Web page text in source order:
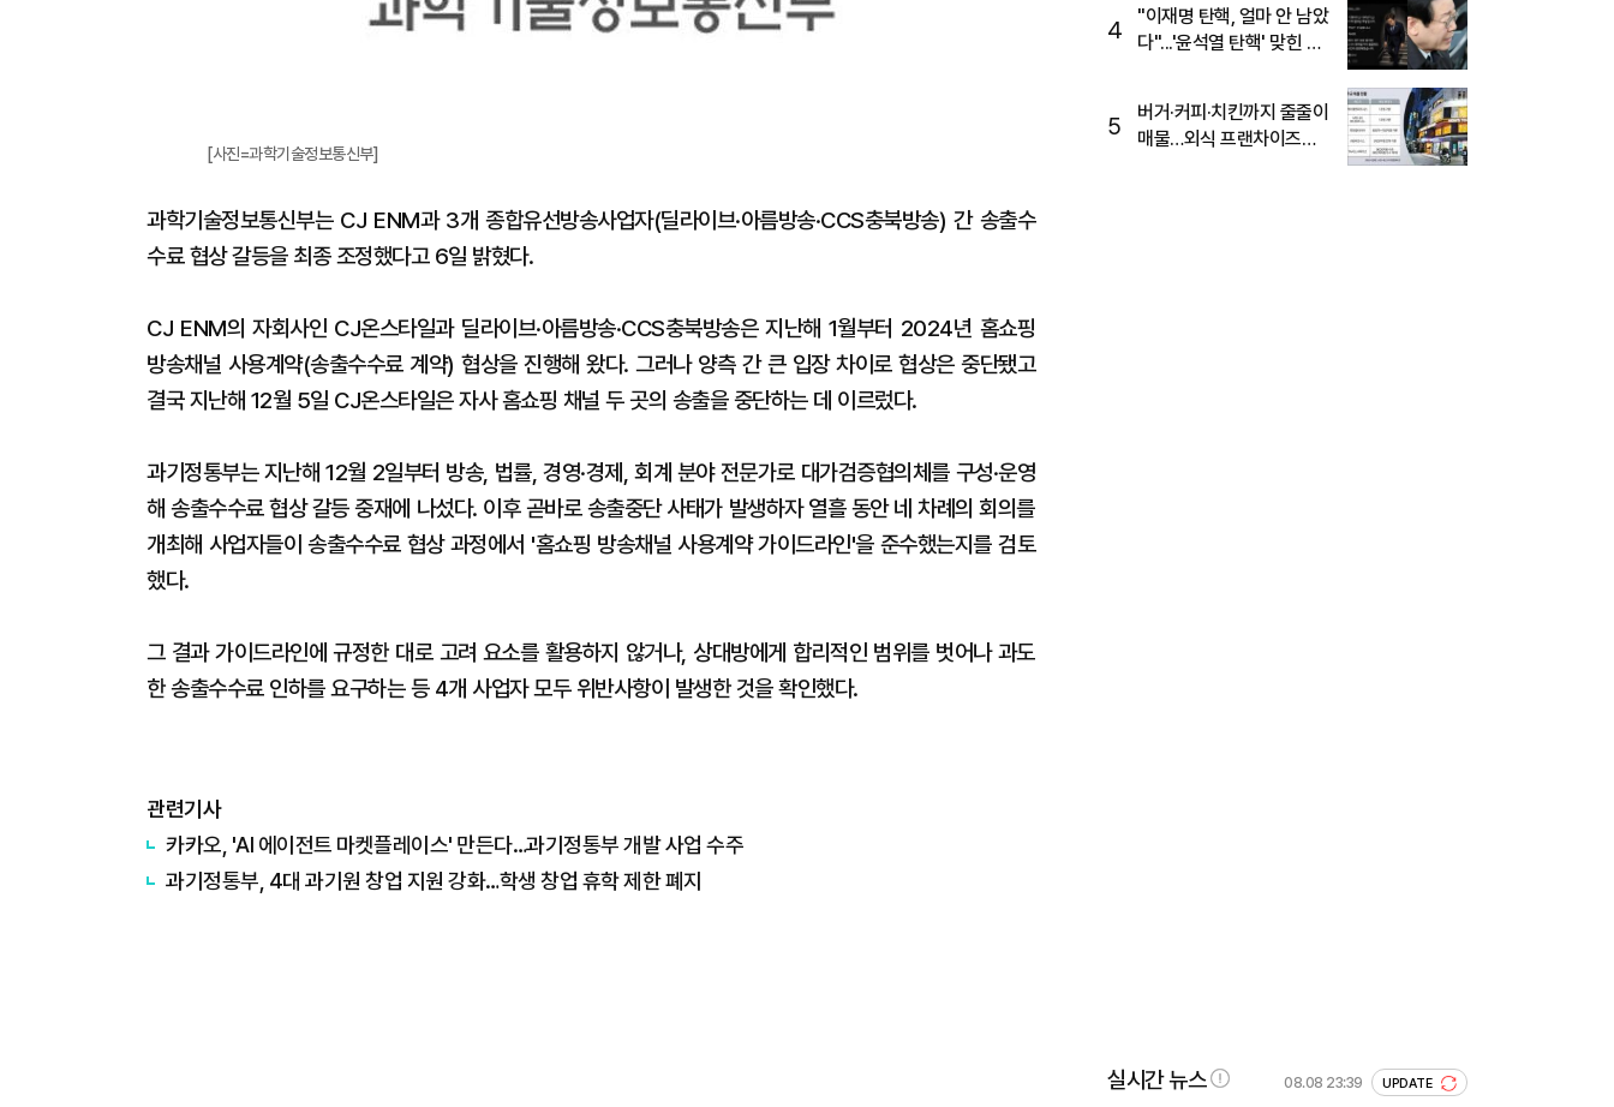
[사진=과학기술정보통신부]
과학기술정보통신부는 CJ ENM과 3개 종합유선방송사업자(딜라이브·아름방송·CCS충북방송) 간 송출수
수료 협상 갈등을 최종 조정했다고 6일 밝혔다.
CJ ENM의 자회사인 CJ온스타일과 딜라이브·아름방송·CCS충북방송은 지난해 1월부터 2024년 홈쇼핑
방송채널 사용계약(송출수수료 계약) 협상을 진행해 왔다. 그러나 양측 간 큰 입장 차이로 협상은 중단됐고
결국 지난해 12월 5일 CJ온스타일은 자사 홈쇼핑 채널 두 곳의 송출을 중단하는 데 이르렀다.
과기정통부는 지난해 12월 2일부터 방송, 법률, 경영·경제, 회계 분야 전문가로 대가검증협의체를 구성·운영
해 송출수수료 협상 갈등 중재에 나섰다. 이후 곧바로 송출중단 사태가 발생하자 열흘 동안 네 차례의 회의를
개최해 사업자들이 송출수수료 협상 과정에서 '홈쇼핑 방송채널 사용계약 가이드라인'을 준수했는지를 검토
했다.
그 결과 가이드라인에 규정한 대로 고려 요소를 활용하지 않거나, 상대방에게 합리적인 범위를 벗어나 과도
한 송출수수료 인하를 요구하는 등 4개 사업자 모두 위반사항이 발생한 것을 확인했다.
관련기사
카카오, 'AI 에이전트 마켓플레이스' 만든다…과기정통부 개발 사업 수주
과기정통부, 4대 과기원 창업 지원 강화…학생 창업 휴학 제한 폐지
4
"이재명 탄핵, 얼마 안 남았
다"...'윤석열 탄핵' 맞힌 무
5
버거·커피·치킨까지 줄줄이
매물…외식 프랜차이즈
실시간 뉴스 08.08 23:39 UPDATE